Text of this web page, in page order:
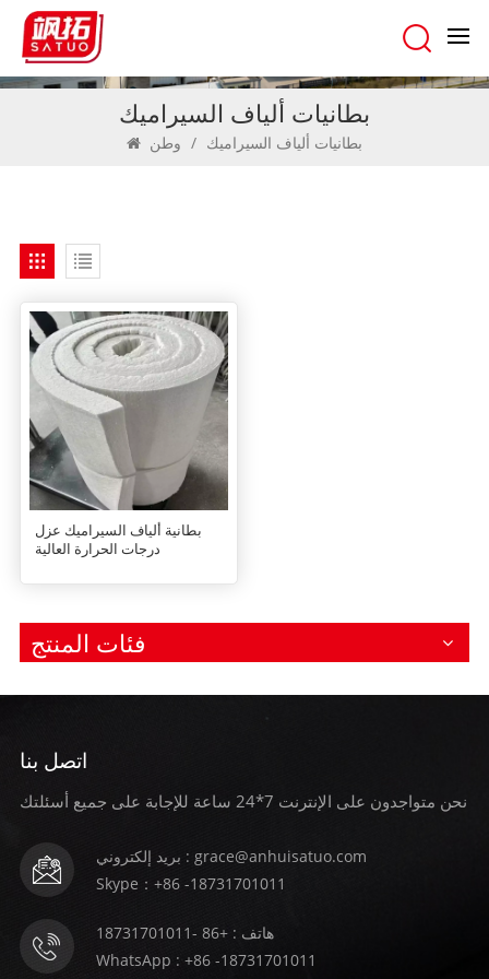
بطانيات ألياف السيراميك
/ بطانيات ألياف السيراميك
بطانية ألياف السيراميك عزل
درجات الحرارة العالية
فئات المنتج
اتصل بنا
نحن متواجدون على الإنترنت 7*24 ساعة للإجابة على جميع أسئلتك
بريد إلكتروني : grace@anhuisatuo.com
Skype：+86 -18731701011
هاتف : +86 -18731701011
WhatsApp : +86 -18731701011